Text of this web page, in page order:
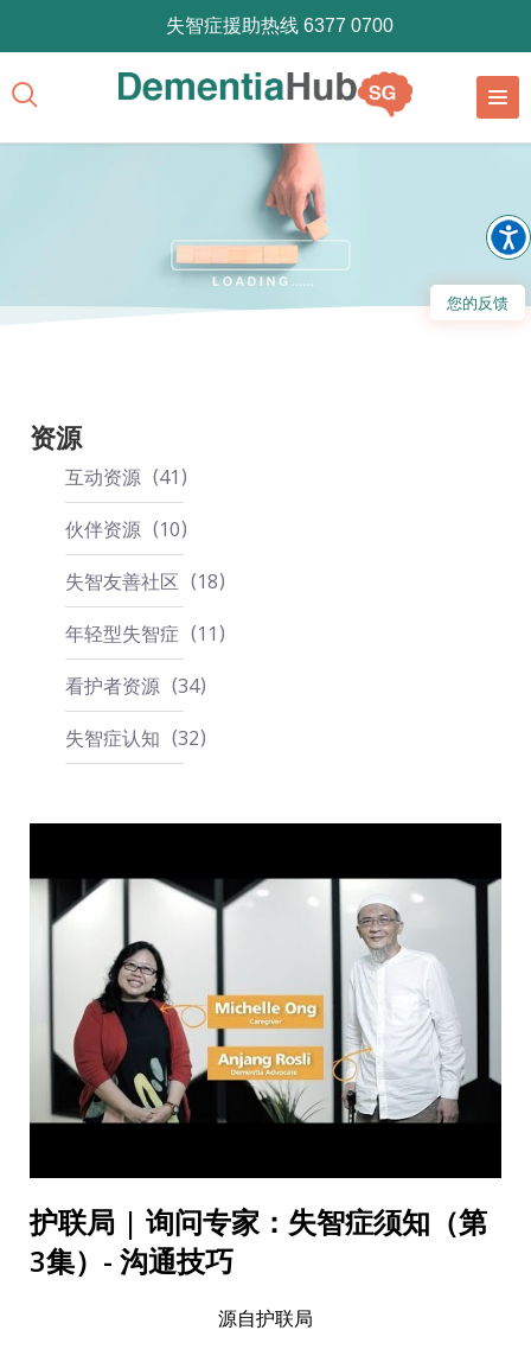
您的反馈
失智症援助热线 6377 0700
资源
互动资源
41
伙伴资源
10
失智友善社区
18
年轻型失智症
11
看护者资源
34
失智症认知
32
护联局 | 询问专家：失智症须知（第
3集）- 沟通技巧
源自护联局